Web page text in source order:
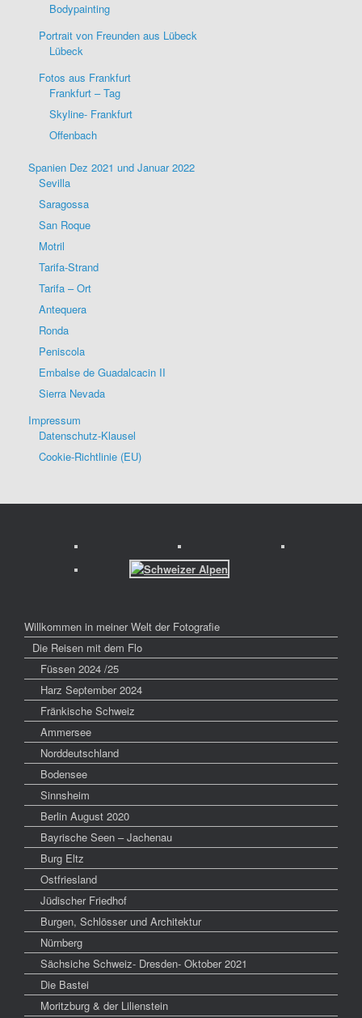
Bodypainting
Portrait von Freunden aus Lübeck
Lübeck
Fotos aus Frankfurt
Frankfurt – Tag
Skyline- Frankfurt
Offenbach
Spanien Dez 2021 und Januar 2022
Sevilla
Saragossa
San Roque
Motril
Tarifa-Strand
Tarifa – Ort
Antequera
Ronda
Peniscola
Embalse de Guadalcacin II
Sierra Nevada
Impressum
Datenschutz-Klausel
Cookie-Richtlinie (EU)
Willkommen in meiner Welt der Fotografie
Die Reisen mit dem Flo
Füssen 2024 /25
Harz September 2024
Fränkische Schweiz
Ammersee
Norddeutschland
Bodensee
Sinnsheim
Berlin August 2020
Bayrische Seen – Jachenau
Burg Eltz
Ostfriesland
Jüdischer Friedhof
Burgen, Schlösser und Architektur
Nürnberg
Sächsiche Schweiz- Dresden- Oktober 2021
Die Bastei
Moritzburg & der Lilienstein